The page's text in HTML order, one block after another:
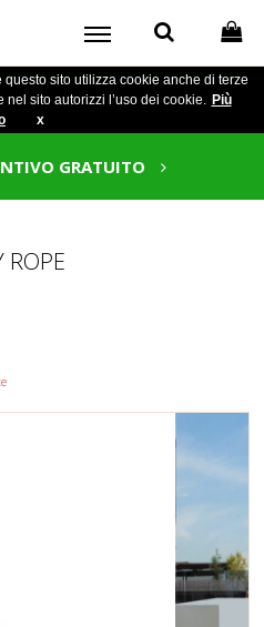
sito utilizza cookie anche di terze
sito autorizzi l’uso dei cookie. Più
x
GRATUITO
ROPE